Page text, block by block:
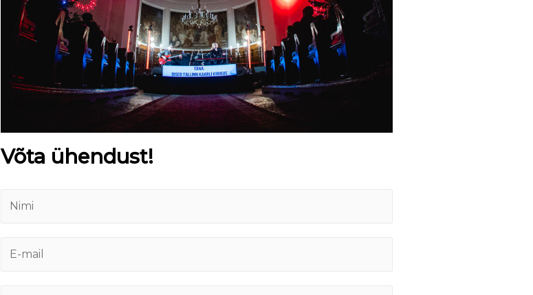
Võta ühendust!